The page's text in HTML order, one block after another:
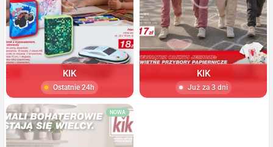
KIK
Ostatnie 24h
KIK
Już za 3 dni
NOWA